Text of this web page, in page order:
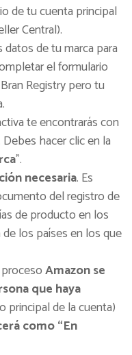
de tu cuenta principal
Central).
de tu marca para
el formulario
Registry pero tu
te encontrarás con
hacer clic en la
”.
necesaria. Es
del registro de
de producto en los
los países en los que
Amazon se
que haya
principal de la cuenta)
como “En